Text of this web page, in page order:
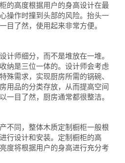
的高度根据用户的身高设计在最
操作时撞到头部的风险。抬头一
目了然，使用起来非常方便。
师细分，而不是堆放在一堆。
纳是三位一体的。设计师会考虑
殊需求，实现厨房所需的锅碗、
用品的分类存放，从而提高空间
一目了然，厨房通常都很整洁。
同，整体木质定制橱柜一般根
行设计和安装。定制橱柜的高
度将根据用户的身高进行充分考